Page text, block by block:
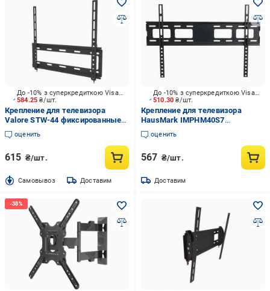
584.25₴/шт.
До -10% з суперкредиткою Visa Вигода
Крепление для телевизора
Valore STW-44 фиксированные
36"-75" черный
оценить
615 ₴/шт.
Cамовывоз Доставим
510.30₴/шт.
До -10% з суперкредиткою Visa Вигода
Крепление для телевизора
HausMark IMPHM40S7
фиксированные 32"-80" черный
оценить
567 ₴/шт.
Доставим